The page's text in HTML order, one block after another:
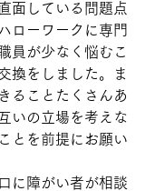
面している問題点
ローワークに専門
員が少なく悩むこ
換をしました。ま
ることたくさんあ
いの立場を考えな
とを前提にお願い
に障がい者が相談